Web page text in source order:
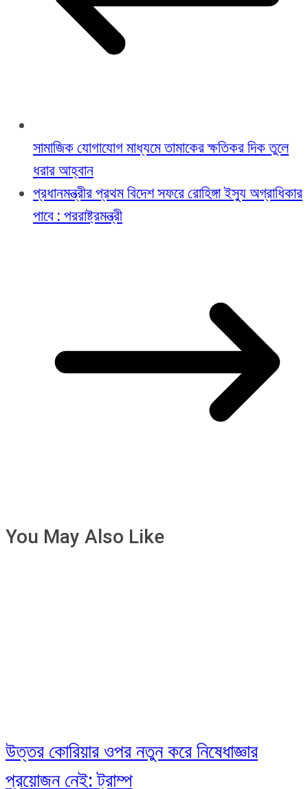
সামাজিক যোগাযোগ মাধ্যমে তামাকের ক্ষতিকর দিক তুলে
ধরার আহ্বান
প্রধানমন্ত্রীর প্রথম বিদেশ সফরে রোহিঙ্গা ইস্যু অগ্রাধিকার
পাবে : পররাষ্ট্রমন্ত্রী
You May Also Like
উত্তর কোরিয়ার ওপর নতুন করে নিষেধাজ্ঞার
প্রয়োজন নেই: ট্রাম্প